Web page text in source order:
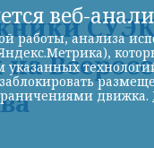
веб-
работы, анализа
указанных
движка.